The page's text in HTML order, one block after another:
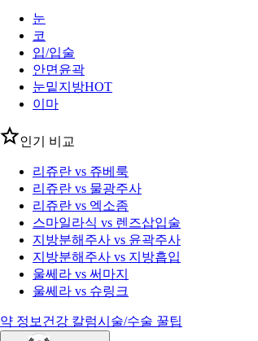
눈
코
입/입술
안면윤곽
눈밑지방HOT
이마
인기 비교
리쥬란 vs 쥬베룩
리쥬란 vs 물광주사
리쥬란 vs 엑소좀
스마일라식 vs 렌즈삽입술
지방분해주사 vs 윤곽주사
지방분해주사 vs 지방흡입
울쎄라 vs 써마지
울쎄라 vs 슈링크
약 정보 건강 칼럼시술/수술 꿀팁